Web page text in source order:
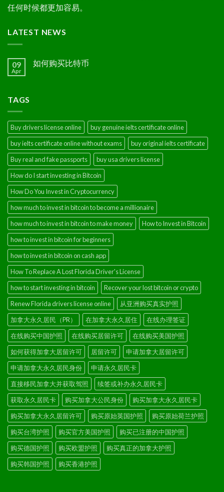
任何时候都更加容易。
LATEST NEWS
09
Apr
如何购买比特币
TAGS
Buy drivers license online
buy genuine ielts certificate online
buy ielts certificate online without exams
buy original ielts certificate
Buy real and fake passports
buy usa drivers license
How do I start investing in Bitcoin
How Do You Invest in Cryptocurrency
how much to invest in bitcoin to become a millionaire
how much to invest in bitcoin to make money
How to Invest in Bitcoin
how to invest in bitcoin for beginners
how to invest in bitcoin on cash app
How To Replace A Lost Florida Driver's License
how to start investing in bitcoin
Recover your lost bitcoin or crypto
Renew Florida drivers license online
从亚洲购买真实护照
加拿大永久居民（PR）
在加拿大永久居住
在线办理签证
在线购买中国护照
在线购买居留许可
在线购买美国护照
如何获得加拿大居留许可
居留许可
申请加拿大居留许可
申请加拿大永久居民身份
申请永久居民卡
直接移民加拿大并获取驾照
续签或补办永久居民卡
获取永久居民卡
购买加拿大公民身份
购买加拿大永久居民卡
购买加拿大永久居留许可
购买原始英国护照
购买原始荷兰护照
购买台湾护照
购买官方美国护照
购买已注册的中国护照
购买德国护照
购买欧盟护照
购买真正的加拿大护照
购买韩国护照
购买香港护照